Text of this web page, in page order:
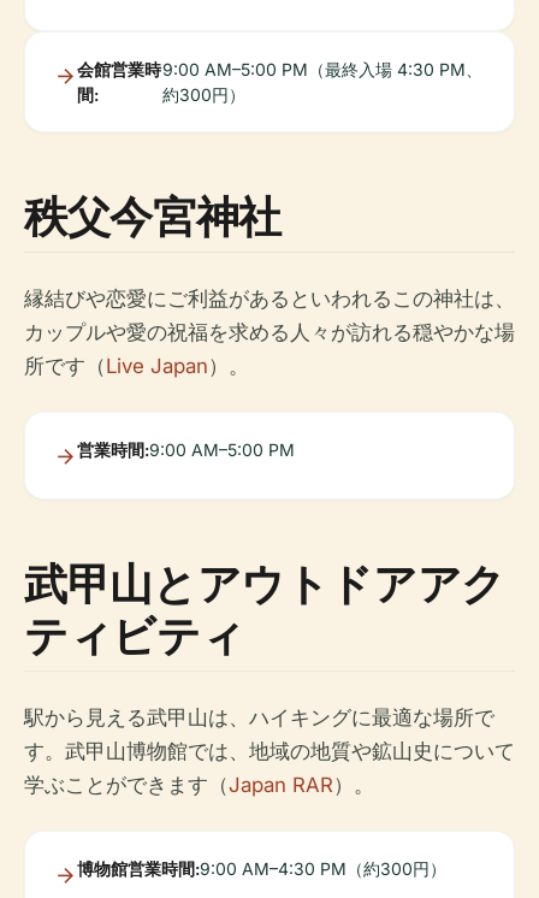
会館営業時
間:
9:00 AM–5:00 PM（最終入場 4:30 PM、
約300円）
秩父今宮神社
縁結びや恋愛にご利益があるといわれるこの神社は、
カップルや愛の祝福を求める人々が訪れる穏やかな場
所です（Live Japan）。
営業時間:9:00 AM–5:00 PM
武甲山とアウトドアアク
ティビティ
駅から見える武甲山は、ハイキングに最適な場所で
す。武甲山博物館では、地域の地質や鉱山史について
学ぶことができます（Japan RAR）。
博物館営業時間:9:00 AM–4:30 PM（約300円）